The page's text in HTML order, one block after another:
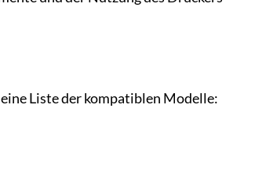
Liste der kompatiblen Modelle: